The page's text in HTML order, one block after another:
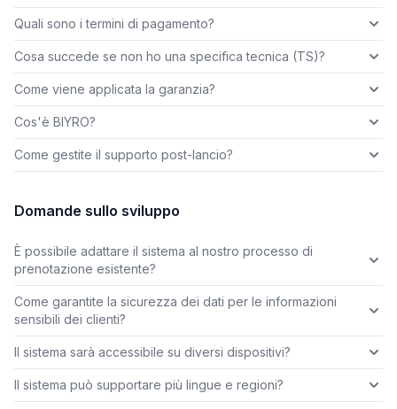
Quali sono i termini di pagamento?
Cosa succede se non ho una specifica tecnica (TS)?
Come viene applicata la garanzia?
Cos'è BIYRO?
Come gestite il supporto post-lancio?
Domande sullo sviluppo
È possibile adattare il sistema al nostro processo di
prenotazione esistente?
Come garantite la sicurezza dei dati per le informazioni
sensibili dei clienti?
Il sistema sarà accessibile su diversi dispositivi?
Il sistema può supportare più lingue e regioni?